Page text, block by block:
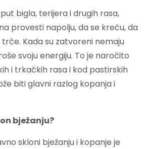
bigla, terijera i drugih rasa,
provesti napolju, da se kreću, da
trče. Kada su zatvoreni nemaju
svoju energiju. To je naročito
i trkačkih rasa i kod pastirskih
biti glavni razlog kopanja i
bježanju?
skloni bježanju i kopanje je